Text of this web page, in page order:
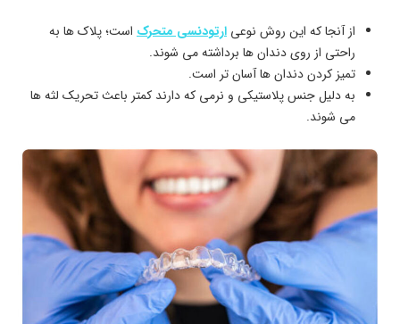
از آنجا که این روش نوعی ارتودنسی متحرک است؛ پلاک ها به
راحتی از روی دندان ها برداشته می ‌شوند.
تمیز کردن دندان‌ ها آسان ‌تر است.
به دلیل جنس پلاستیکی و نرمی که دارند کمتر باعث تحریک لثه ها
می شوند.